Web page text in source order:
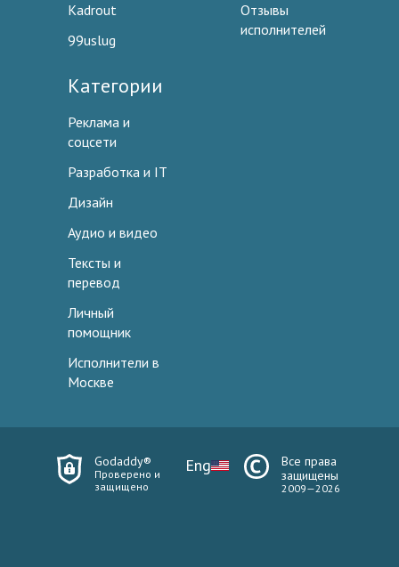
Kadrout
99uslug
Отзывы
исполнителей
Категории
Реклама и
соцсети
Разработка и IT
Дизайн
Аудио и видео
Тексты и
перевод
Личный
помощник
Исполнители в
Москве
Godaddy®
Проверено и
защищено
Eng
Все права
защищены
2009—2026